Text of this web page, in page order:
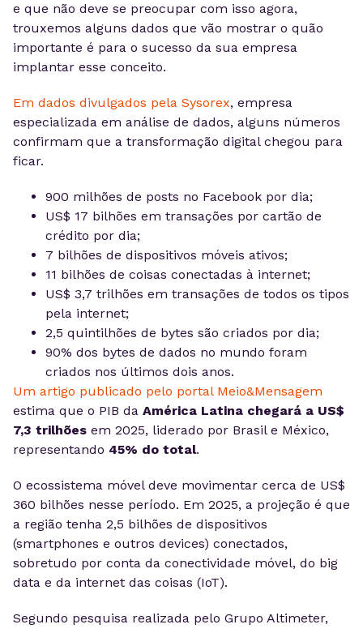
e que não deve se preocupar com isso agora,
trouxemos alguns dados que vão mostrar o quão
importante é para o sucesso da sua empresa
implantar esse conceito.
Em dados divulgados pela Sysorex, empresa
especializada em análise de dados, alguns números
confirmam que a transformação digital chegou para
ficar.
900 milhões de posts no Facebook por dia;
US$ 17 bilhões em transações por cartão de
crédito por dia;
7 bilhões de dispositivos móveis ativos;
11 bilhões de coisas conectadas à internet;
US$ 3,7 trilhões em transações de todos os tipos
pela internet;
2,5 quintilhões de bytes são criados por dia;
90% dos bytes de dados no mundo foram
criados nos últimos dois anos.
Um artigo publicado pelo portal Meio&Mensagem
estima que o PIB da América Latina chegará a US$
7,3 trilhões em 2025, liderado por Brasil e México,
representando 45% do total.
O ecossistema móvel deve movimentar cerca de US$
360 bilhões nesse período. Em 2025, a projeção é que
a região tenha 2,5 bilhões de dispositivos
(smartphones e outros devices) conectados,
sobretudo por conta da conectividade móvel, do big
data e da internet das coisas (IoT).
Segundo pesquisa realizada pelo Grupo Altimeter,